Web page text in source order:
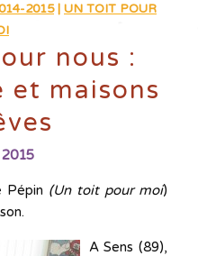
2015| UN TOIT POUR
nous :
et maisons
2015
Pépin (Un toit pour moi)
A Sens (89),